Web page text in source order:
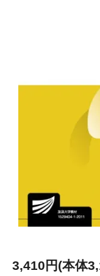
3,410円(本体